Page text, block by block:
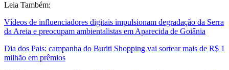
Leia Também:
Vídeos de influenciadores digitais impulsionam degradação da Serra
da Areia e preocupam ambientalistas em Aparecida de Goiânia
Dia dos Pais: campanha do Buriti Shopping vai sortear mais de R$ 1
milhão em prêmios